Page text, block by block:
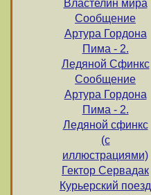
Властелин мира
Сообщение
Артура Гордона
Пима - 2.
Ледяной Сфинкс
Сообщение
Артура Гордона
Пима - 2.
Ледяной сфинкс
(с
иллюстрациями)
Гектор Сервадак
Курьерский поезд